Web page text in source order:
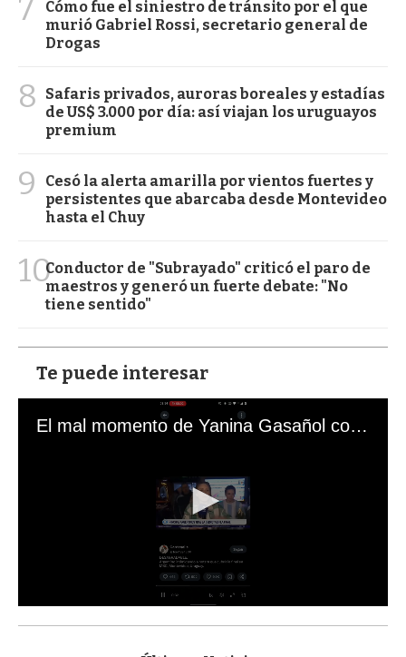
7
Cómo fue el siniestro de tránsito por el que
murió Gabriel Rossi, secretario general de
Drogas
8
Safaris privados, auroras boreales y estadías
de US$ 3.000 por día: así viajan los uruguayos
premium
9
Cesó la alerta amarilla por vientos fuertes y
persistentes que abarcaba desde Montevideo
hasta el Chuy
10Conductor de "Subrayado" criticó el paro de
maestros y generó un fuerte debate: "No
tiene sentido"
Te puede interesar
El mal momento de Yanina Gasañol con un hincha argentino en "Subrayado"
s